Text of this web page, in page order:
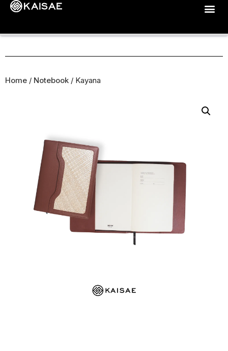
Home / Notebook / Kayana